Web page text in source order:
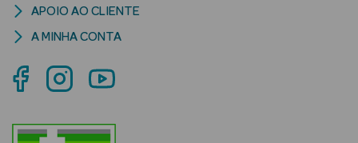
Solares Bebé e
APOIO AO CLIENTE
A MINHA CONTA